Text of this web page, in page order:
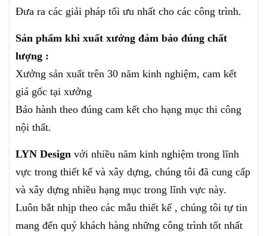
Đưa ra các giải pháp tối ưu nhất cho các công trình.
Sản phẩm khi xuất xưởng đảm bảo đúng chất
lượng :
Xưởng sản xuất trên 30 năm kinh nghiệm, cam kết
giá gốc tại xưởng
Bảo hành theo đúng cam kết cho hạng mục thi công
nội thất.
LYN Design với nhiều năm kinh nghiệm trong lĩnh
vực trong thiết kế và xây dựng, chúng tôi đã cung cấp
và xây dựng nhiều hạng mục trong lĩnh vực này.
Luôn bắt nhịp theo các mẫu thiết kế , chúng tôi tự tin
mang đến quý khách hàng những công trình tốt nhất